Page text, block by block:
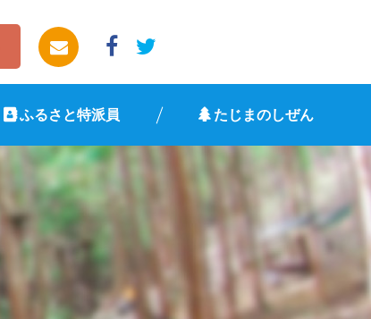
ふるさと特派員 たじまのしぜん